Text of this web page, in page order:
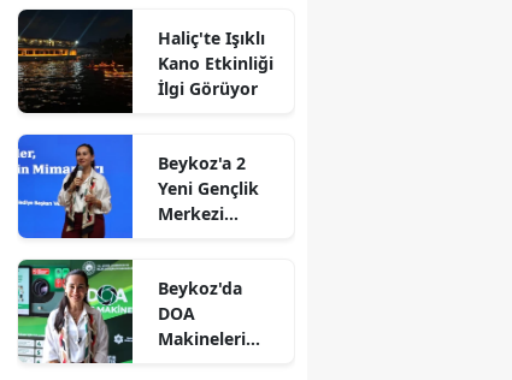
Haliç'te Işıklı
Kano Etkinliği
İlgi Görüyor
Beykoz'a 2
Yeni Gençlik
Merkezi
Beykoz'da
DOA
Makineleri